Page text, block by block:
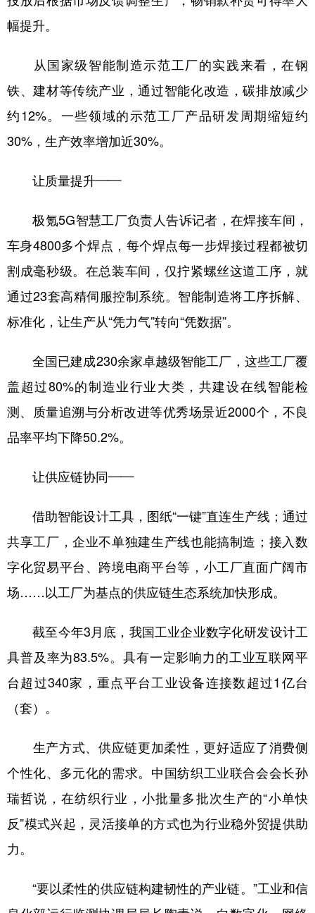
幅提升。
从国家级智能制造示范工厂的实践来看，在钢
铁、建材等传统产业，通过智能化改造，碳排放减少
约12%。一些领域的示范工厂产品研发周期缩短约
30%，生产效率增加近30%。
让质量提升——
极氪5G智慧工厂负责人告诉记者，在焊接车间，
车身4800多个焊点，每个焊点每一步焊接过程都被切
割成毫秒级。在总装车间，仅拧紧螺丝这道工序，就
通过23套高精伺服控制系统。智能制造将工序拆解、
标准化，让生产从“凭力气”转向“凭数据”。
全国已建成230余家卓越级智能工厂，这些工厂覆
盖超过80%的制造业行业大类，共建设在线智能检
测、质量追溯与分析改进等优秀场景近2000个，不良
品率平均下降50.2%。
让供应链协同——
借助智能设计工具，图纸“一键”直连生产线；通过
共享工厂，企业不单独建生产线也能搞制造；接入数
字化贸易平台、跨境电商平台等，小工厂直面广阔市
场……以工厂为基点的供应链生态系统加快形成。
截至今年3月底，我国工业企业数字化研发设计工
具普及率为83.5%。具有一定影响力的工业互联网平
台超过340家，重点平台工业设备连接数超过1亿台
（套）。
生产方式、供应链更加柔性，更好适应了消费侧
个性化、多元化的需求。中国纺织工业联合会会长孙
瑞哲说，在纺织行业，小批量多批次生产的“小单快
反”模式兴起，灵活接单的方式也为行业稳外贸提供助
力。
“要以柔性的供应链构建韧性的产业链。”工业和信